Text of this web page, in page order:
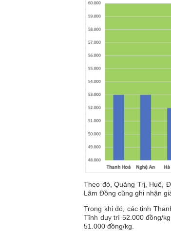
Theo đó, Quảng Trị, Huế,
Lâm Đồng cũng ghi nhận
Trong khi đó, các tỉnh
Tĩnh duy trì 52.000 đồng/
51.000 đồng/kg.